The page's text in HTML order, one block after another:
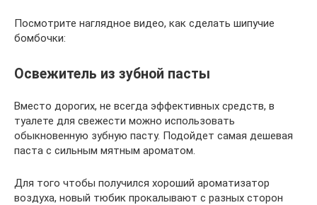
Посмотрите наглядное видео, как сделать шипучие
бомбочки:
Освежитель из зубной пасты
Вместо дорогих, не всегда эффективных средств, в
туалете для свежести можно использовать
обыкновенную зубную пасту. Подойдет самая дешевая
паста с сильным мятным ароматом.
Для того чтобы получился хороший ароматизатор
воздуха, новый тюбик прокалывают с разных сторон